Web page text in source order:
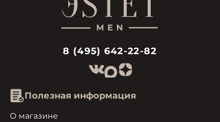
8 (495) 642-22-82
Полезная информация
О магазине